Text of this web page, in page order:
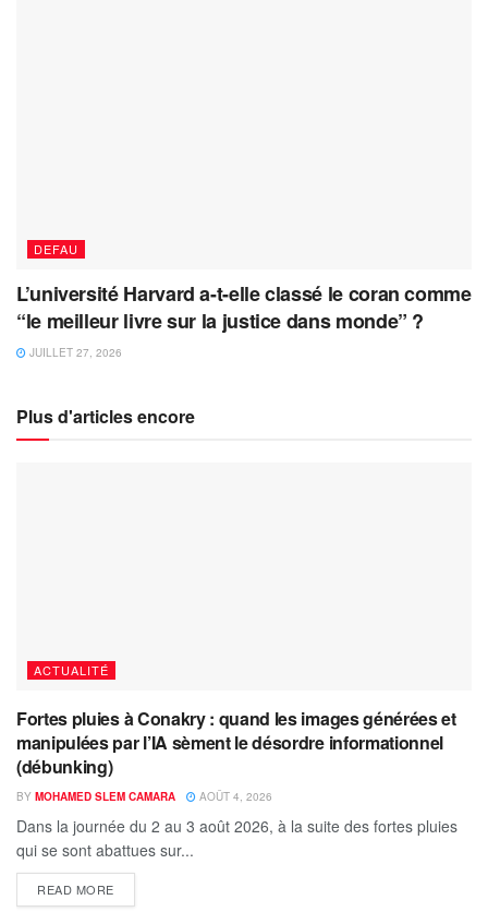
DEFAU
L’université Harvard a-t-elle classé le coran comme
“le meilleur livre sur la justice dans monde” ?
JUILLET 27, 2026
Plus d'articles encore
ACTUALITÉ
Fortes pluies à Conakry : quand les images générées et
manipulées par l’IA sèment le désordre informationnel
(débunking)
BY MOHAMED SLEM CAMARA AOÛT 4, 2026
Dans la journée du 2 au 3 août 2026, à la suite des fortes pluies
qui se sont abattues sur...
READ MORE